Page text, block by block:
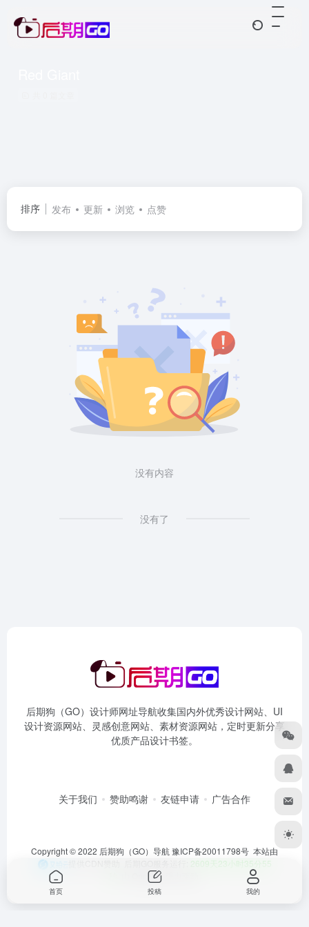
排序 发布 更新 浏览 点赞
没有内容
没有了
后期狗（GO）设计师网址导航收集国内外优秀设计网站、UI
设计资源网站、灵感创意网站、素材资源网站，定时更新分享
优质产品设计书签。
关于我们 赞助鸣谢 友链申请 广告合作
Copyright © 2022 后期狗（GO）导航豫ICP备20011798号 本站由
2609天23小时35分55
OneNav
首页 投稿 我的